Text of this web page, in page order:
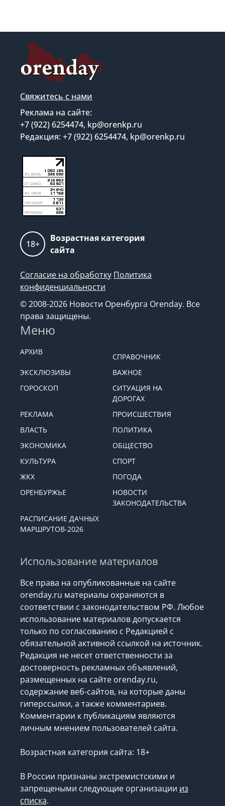
Свяжитесь с нами
Реклама на сайте:
+7 (922) 6254474, kp@orenkp.ru
Редакция: +7 (922) 6254474, kp@orenkp.ru
18+
Возрастная категория
сайта
Согласие на обработку Политика
конфиденциальности
© 2008-2026 Новости Оренбурга Orenday. Все
права защищены.
Меню
АРХИВ
СПРАВОЧНИК
ЭКСКЛЮЗИВЫ
ВАЖНОЕ
ГОРОСКОП
СИТУАЦИЯ НА
ДОРОГАХ
РЕКЛАМА
ПРОИСШЕСТВИЯ
ВЛАСТЬ
ПОЛИТИКА
ЭКОНОМИКА
ОБЩЕСТВО
КУЛЬТУРА
СПОРТ
ЖКХ
ПОГОДА
ОРЕНБУРЖЬЕ
НОВОСТИ
ЗАКОНОДАТЕЛЬСТВА
РАСПИСАНИЕ ДАЧНЫХ
МАРШРУТОВ-2026
Использование материалов
Все права на опубликованные на сайте
orenday.ru материалы охраняются в
соответствии с законодательством РФ. Любое
использование материалов допускается
только по согласованию с Редакцией с
обязательной активной ссылкой на источник.
Редакция не несет ответственности за
достоверность рекламных объявлений,
размещенных на сайте orenday.ru,
содержание веб-сайтов, на которые даны
гиперссылки, а также комментариев.
Комментарии к публикациям являются
личным мнением пользователей сайта.
Возрастная категория сайта: 18+
В России признаны экстремистскими и
запрещеными следующие организации из
списка.